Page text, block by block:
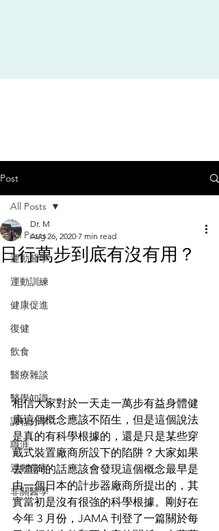
Post
All Posts
運動醫學
運動訓練
健康促進
復健
飲食
醫療雜談
醫學知識
課程分享
職涯
運動傷害
非關醫學
All Posts
日行萬步到底有沒有用？
Dr. M
Aug 26, 2020 7 min read
相信大家對於一天走一萬步有益身體健
康這個概念應該不陌生，但是這個說法
是真的有科學根據的，還是只是某些穿
戴式裝置廠商所設下的陷阱？大家如果
去查詢的話應該會發現這個概念最早是
由一個日本的計步器廠商所提出的，其
實當初是沒有很強的科學根據。剛好在
今年 3 月份，JAMA 刊登了一篇關於每